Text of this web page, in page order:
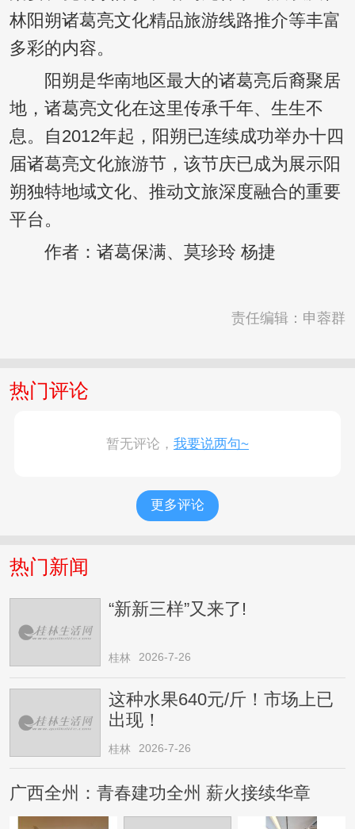
林阳朔诸葛亮文化精品旅游线路推介等丰富
多彩的内容。
阳朔是华南地区最大的诸葛亮后裔聚居
地，诸葛亮文化在这里传承千年、生生不
息。自2012年起，阳朔已连续成功举办十四
届诸葛亮文化旅游节，该节庆已成为展示阳
朔独特地域文化、推动文旅深度融合的重要
平台。
作者：诸葛保满、莫珍玲 杨捷
责任编辑：申蓉群
热门评论
暂无评论， 我要说两句~
更多评论
热门新闻
“新新三样”又来了!
桂林 2026-7-26
这种水果640元/斤！市场上已
出现！
桂林 2026-7-26
广西全州：青春建功全州 薪火接续华章